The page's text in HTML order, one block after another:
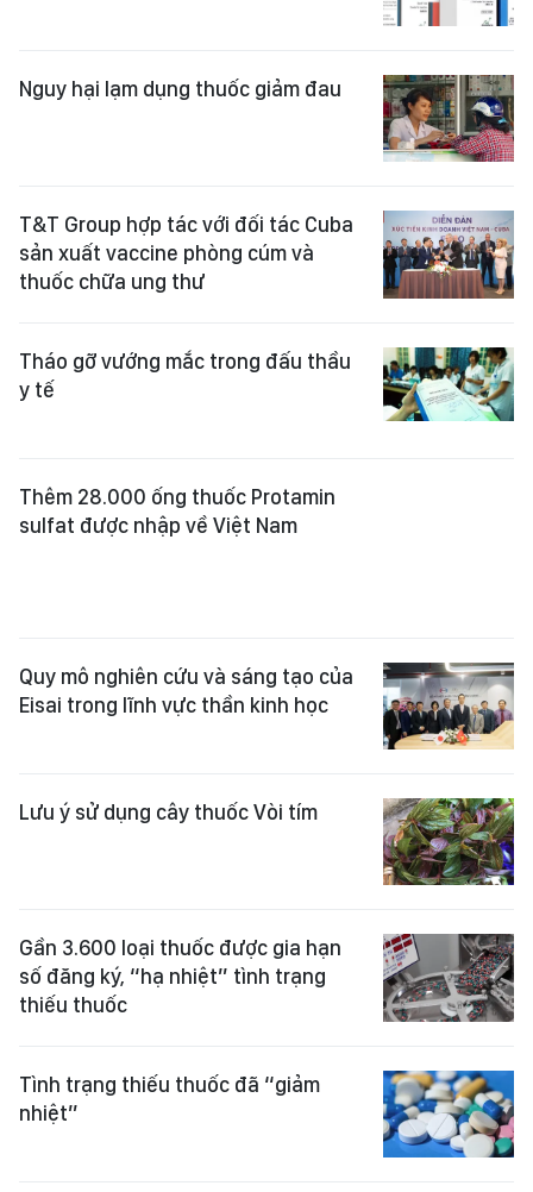
Nguy hại lạm dụng thuốc giảm đau
T&T Group hợp tác với đối tác Cuba
sản xuất vaccine phòng cúm và
thuốc chữa ung thư
Tháo gỡ vướng mắc trong đấu thầu
y tế
Thêm 28.000 ống thuốc Protamin
sulfat được nhập về Việt Nam
Quy mô nghiên cứu và sáng tạo của
Eisai trong lĩnh vực thần kinh học
Lưu ý sử dụng cây thuốc Vòi tím
Gần 3.600 loại thuốc được gia hạn
số đăng ký, “hạ nhiệt” tình trạng
thiếu thuốc
Tình trạng thiếu thuốc đã “giảm
nhiệt”